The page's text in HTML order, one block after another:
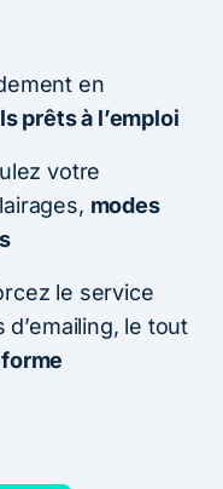
en
prêts à l’emploi
votre
modes
le service
le tout